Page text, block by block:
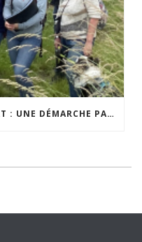
VISITE PARTAGÉE À WALCOURT : UNE DÉMARCHE PARTICIPATIVE ANIMÉE PAR ESPACE ENVIRONNEMENT